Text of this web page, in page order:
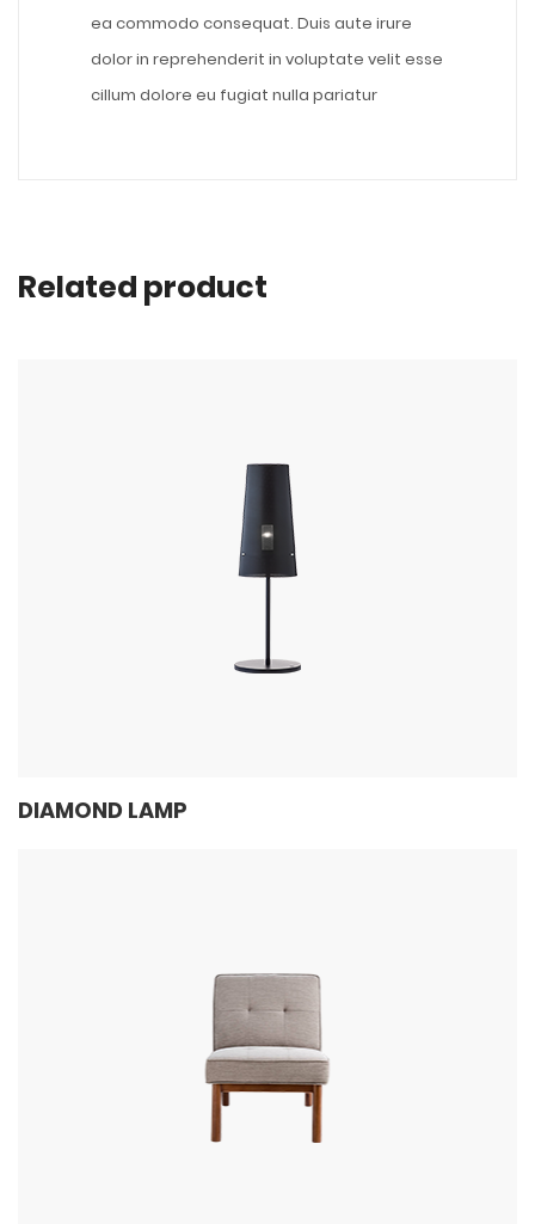
ea commodo consequat. Duis aute irure
dolor in reprehenderit in voluptate velit esse
cillum dolore eu fugiat nulla pariatur
Related product
DIAMOND LAMP